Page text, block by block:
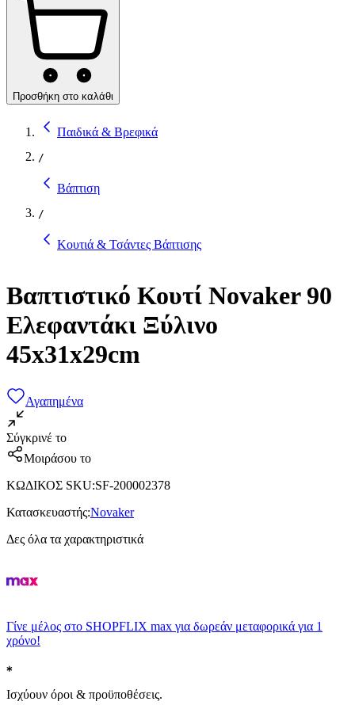
Προσθήκη στο καλάθι
Παιδικά & Βρεφικά
/
Βάπτιση
/
Κουτιά & Τσάντες Βάπτισης
Βαπτιστικό Κουτί Novaker 90
Ελεφαντάκι Ξύλινο
45x31x29cm
Αγαπημένα
Σύγκρινέ το
Μοιράσου το
ΚΩΔΙΚΟΣ SKU:SF-200002378
Κατασκευαστής:Novaker
Δες όλα τα χαρακτηριστικά
Γίνε μέλος στο SHOPFLIX max για δωρεάν μεταφορικά για 1
χρόνο!
Ισχύουν όροι & προϋποθέσεις.